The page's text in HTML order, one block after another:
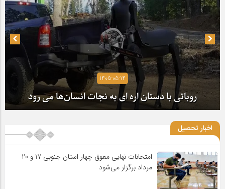
1405-05-14
روباتی با دستان اره ای به نجات انسان‌ها می رود
اخبار تحصیل
امتحانات نهایی معوق چهار استان جنوبی 17 و 20
مرداد برگزار می‌شود